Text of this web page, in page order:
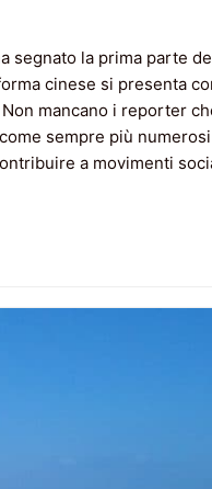
segnato la prima parte
cinese si presenta
mancano i reporter
sempre più
a movimenti